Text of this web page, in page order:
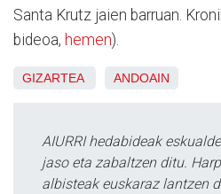
Santa Krutz jaien barruan.
bideoa, hemen).
GIZARTEA ANDOAIN
AIURRI hedabideak
jaso eta zabaltzen ditu.
albisteak euskaraz lantzen